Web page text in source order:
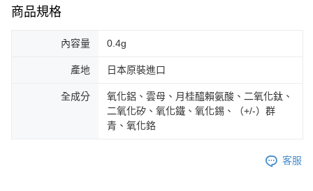
商品規格
內容量 0.4g
產地 日本原裝進口
全成分
氧化鋁、雲母、月桂醯賴氨酸、二氧化鈦、
二氧化矽、氧化鐵、氧化錫、（+/-）群
青、氧化鉻
客服